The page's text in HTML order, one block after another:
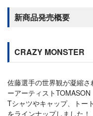
新商品発売概要
CRAZY MONSTER
佐藤選手の世界観が凝縮
ーアーティスト
Tシャツやキャップ、トー
をラインナップしました！